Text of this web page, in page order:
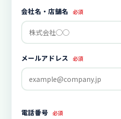
会社名・店舗名 必須
メールアドレス 必須
電話番号 必須